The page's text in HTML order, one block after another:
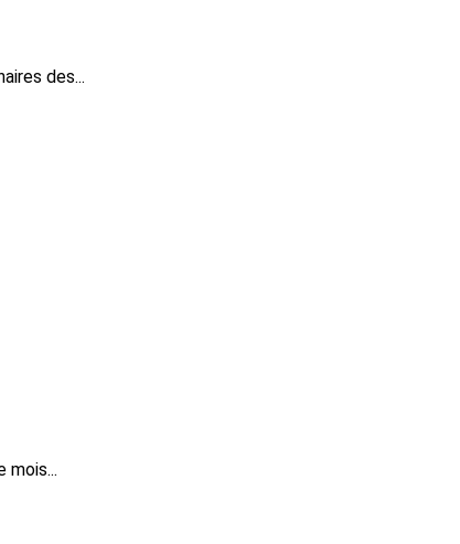
des...
mois...